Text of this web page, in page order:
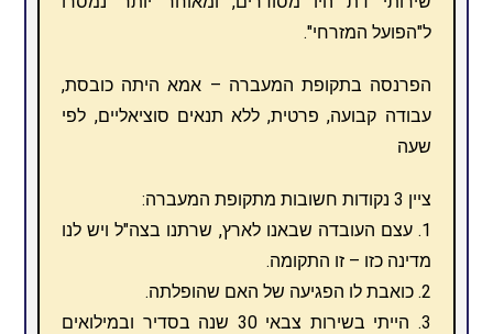
ל"הפועל המזרחי".
הפרנסה בתקופת המעברה – אמא היתה כובסת,
עבודה קבועה, פרטית, ללא תנאים סוציאליים, לפי
שעה
ציין 3 נקודות חשובות מתקופת המעברה:
1. עצם העובדה שבאנו לארץ, שרתנו בצה"ל ויש לנו
מדינה כזו – זו התקומה.
2. כואבת לו הפגיעה של האם שהופלתה.
3. הייתי בשירות צבאי 30 שנה בסדיר ובמילואים